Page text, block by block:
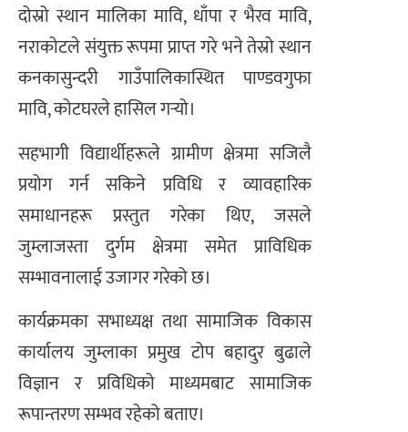
दोस्रो स्थान मालिका मावि, धाँपा र भैरव मावि,
नराकोटले संयुक्त रूपमा प्राप्त गरे भने तेस्रो स्थान
कनकासुन्दरी गाउँपालिकास्थित पाण्डवगुफा
मावि, कोटघरले हासिल गर्‍यो।
सहभागी विद्यार्थीहरूले ग्रामीण क्षेत्रमा सजिलै
प्रयोग गर्न सकिने प्रविधि र व्यावहारिक
समाधानहरू प्रस्तुत गरेका थिए, जसले
जुम्लाजस्ता दुर्गम क्षेत्रमा समेत प्राविधिक
सम्भावनालाई उजागर गरेको छ।
कार्यक्रमका सभाध्यक्ष तथा सामाजिक विकास
कार्यालय जुम्लाका प्रमुख टोप बहादुर बुढाले
विज्ञान र प्रविधिको माध्यमबाट सामाजिक
रूपान्तरण सम्भव रहेको बताए।